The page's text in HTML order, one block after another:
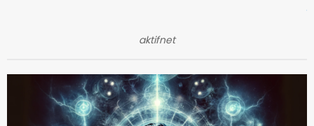
aktifnet